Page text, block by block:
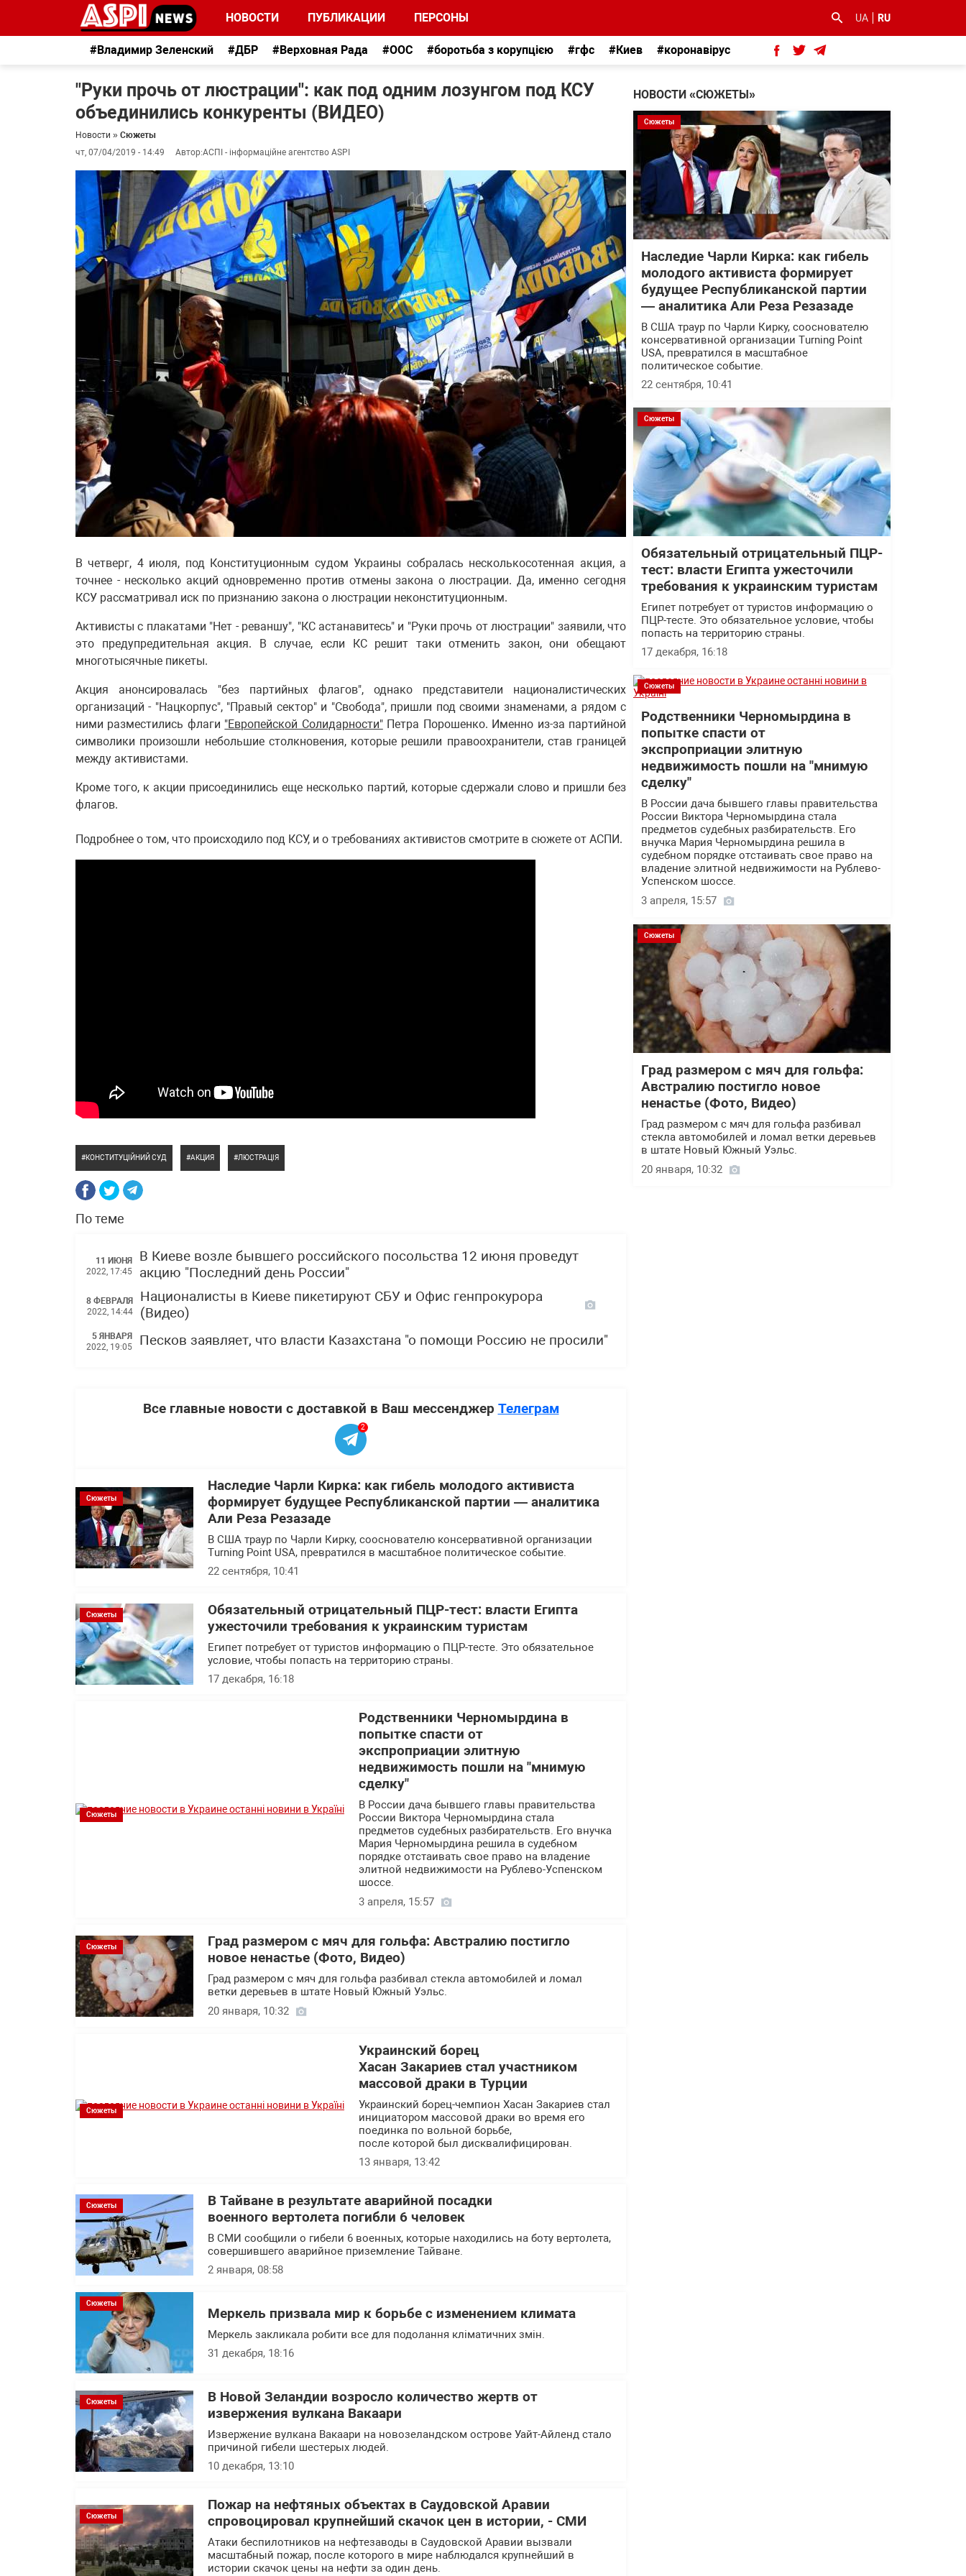
НОВОСТИ ПУБЛИКАЦИИ ПЕРСОНЫ UA RU
#Владимир Зеленский #ДБР #Верховная Рада #ООС #боротьба з корупцією #гфс #Киев #коронавірус
"Руки прочь от люстрации": как под одним лозунгом под КСУ
объединились конкуренты (ВИДЕО)
Новости » Сюжеты
чт, 07/04/2019 - 14:49
Автор:АСПІ - інформаційне агентство ASPI
В четверг, 4 июля, под Конституционным судом Украины собралась несколькосотенная акция, а
точнее - несколько акций одновременно против отмены закона о люстрации. Да, именно сегодня
КСУ рассматривал иск по признанию закона о люстрации неконституционным.
Активисты с плакатами "Нет - реваншу", "КС астанавитесь" и "Руки прочь от люстрации" заявили, что
это предупредительная акция. В случае, если КС решит таки отменить закон, они обещают
многотысячные пикеты.
Акция анонсировалась "без партийных флагов", однако представители националистических
организаций - "Нацкорпус", "Правый сектор" и "Свобода", пришли под своими знаменами, а рядом с
ними разместились флаги "Европейской Солидарности"Петра Порошенко. Именно из-за партийной
символики произошли небольшие столкновения, которые решили правоохранители, став границей
между активистами.
Кроме того, к акции присоединились еще несколько партий, которые сдержали слово и пришли без
флагов.
Подробнее о том, что происходило под КСУ, и о требованиях активистов смотрите в сюжете от АСПИ.
КОНСТИТУЦІЙНИЙ СУД АКЦИЯ ЛЮСТРАЦІЯ
По теме
11 ИЮНЯ
2022, 17:45
В Киеве возле бывшего российского посольства 12 июня проведут
акцию "Последний день России"
8 ФЕВРАЛЯ
2022, 14:44
Националисты в Киеве пикетируют СБУ и Офис генпрокурора
(Видео)
5 ЯНВАРЯ
2022, 19:05
Песков заявляет, что власти Казахстана "о помощи Россию не просили"
Все главные новости с доставкой в Ваш мессенджер Телеграм
2
Сюжеты
Наследие Чарли Кирка: как гибель молодого активиста
формирует будущее Республиканской партии — аналитика
Али Реза Резазаде
В США траур по Чарли Кирку, сооснователю консервативной организации
Turning Point USA, превратился в масштабное политическое событие.
22 сентября, 10:41
Сюжеты
Обязательный отрицательный ПЦР-тест: власти Египта
ужесточили требования к украинским туристам
Египет потребует от туристов информацию о ПЦР-тесте. Это обязательное
условие, чтобы попасть на территорию страны.
17 декабря, 16:18
Сюжеты
Родственники Черномырдина в
попытке спасти от
экспроприации элитную
недвижимость пошли на "мнимую
сделку"
В России дача бывшего главы правительства
России Виктора Черномырдина стала
предметов судебных разбирательств. Его внучка
Мария Черномырдина решила в судебном
порядке отстаивать свое право на владение
элитной недвижимости на Рублево-Успенском
шоссе.
3 апреля, 15:57
Сюжеты
Град размером с мяч для гольфа: Австралию постигло
новое ненастье (Фото, Видео)
Град размером с мяч для гольфа разбивал стекла автомобилей и ломал
ветки деревьев в штате Новый Южный Уэльс.
20 января, 10:32
Сюжеты
Украинский борец
Хасан Закариев стал участником
массовой драки в Турции
Украинский борец-чемпион Хасан Закариев стал
инициатором массовой драки во время его
поединка по вольной борьбе,
после которой был дисквалифицирован.
13 января, 13:42
Сюжеты
В Тайване в результате аварийной посадки
военного вертолета погибли 6 человек
В СМИ сообщили о гибели 6 военных, которые находились на боту вертолета,
совершившего аварийное приземление Тайване.
2 января, 08:58
Сюжеты
Меркель призвала мир к борьбе с изменением климата
Меркель закликала робити все для подолання кліматичних змін.
31 декабря, 18:16
Сюжеты
В Новой Зеландии возросло количество жертв от
извержения вулкана Вакаари
Извержение вулкана Вакаари на новозеландском острове Уайт-Айленд стало
причиной гибели шестерых людей.
10 декабря, 13:10
Сюжеты
Пожар на нефтяных объектах в Саудовской Аравии
спровоцировал крупнейший скачок цен в истории, - СМИ
Атаки беспилотников на нефтезаводы в Саудовской Аравии вызвали
масштабный пожар, после которого в мире наблюдался крупнейший в
истории скачок цены на нефти за один день.
НОВОСТИ «СЮЖЕТЫ»
Сюжеты
Наследие Чарли Кирка: как гибель
молодого активиста формирует
будущее Республиканской партии
— аналитика Али Реза Резазаде
В США траур по Чарли Кирку, сооснователю
консервативной организации Turning Point
USA, превратился в масштабное
политическое событие.
22 сентября, 10:41
Сюжеты
Обязательный отрицательный ПЦР-
тест: власти Египта ужесточили
требования к украинским туристам
Египет потребует от туристов информацию о
ПЦР-тесте. Это обязательное условие, чтобы
попасть на территорию страны.
17 декабря, 16:18
Сюжеты
Родственники Черномырдина в
попытке спасти от
экспроприации элитную
недвижимость пошли на "мнимую
сделку"
В России дача бывшего главы правительства
России Виктора Черномырдина стала
предметов судебных разбирательств. Его
внучка Мария Черномырдина решила в
судебном порядке отстаивать свое право на
владение элитной недвижимости на Рублево-
Успенском шоссе.
3 апреля, 15:57
Сюжеты
Град размером с мяч для гольфа:
Австралию постигло новое
ненастье (Фото, Видео)
Град размером с мяч для гольфа разбивал
стекла автомобилей и ломал ветки деревьев
в штате Новый Южный Уэльс.
20 января, 10:32